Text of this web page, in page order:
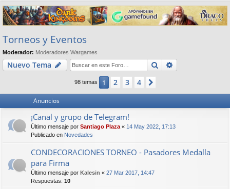
es
rá
pi
do
s
fic
ar
ra
rs
s
c
Torneos y Eventos
Moderador: Moderadores Wargames
Nuevo Tema Buscar
98 temas 1 2 3 4
Anuncios
¡Canal y grupo de Telegram!
Último mensaje por Santiago Plaza « 14 May 2022, 17:13
Publicado en Novedades
CONDECORACIONES TORNEO - Pasadores Medalla
para Firma
Último mensaje por Kalesin « 27 Mar 2017, 14:47
Respuestas: 10